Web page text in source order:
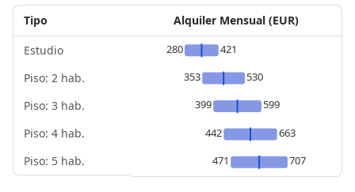
Tipo
Estudio
Piso: 2 hab.
Piso: 3 hab.
Piso: 4 hab.
Piso: 5 hab.
Alquiler Mensual (EUR)
280
421
353
530
399
599
442
663
471
707